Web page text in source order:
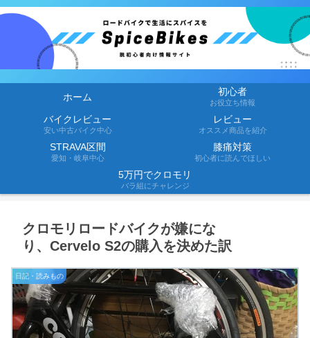
ホーム 初心者
お役立ち情報
バイクレビュー
安い中古バイク中心
レビュー
オススメ商品を紹介
STRAVA区間
愛知・岐阜中心
膝痛対策
初心者に読んでほしい
5万円でクロモリ
バラ組にチャレンジ
クロモリロードバイクが嫌にな
り、Cervelo S2の購入を決めた訳
日記・読みもの